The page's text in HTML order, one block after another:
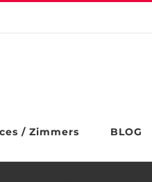
/ Zimmers BLOG